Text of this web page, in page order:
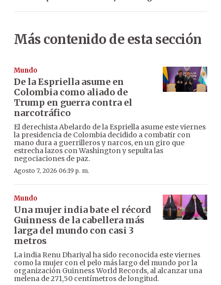
Más contenido de esta sección
Mundo
De la Espriella asume en
Colombia como aliado de
Trump en guerra contra el
narcotráfico
El derechista Abelardo de la Espriella asume este viernes
la presidencia de Colombia decidido a combatir con
mano dura a guerrilleros y narcos, en un giro que
estrecha lazos con Washington y sepulta las
negociaciones de paz.
Agosto 7, 2026 06:19 p. m.
Mundo
Una mujer india bate el récord
Guinness de la cabellera más
larga del mundo con casi 3
metros
La india Renu Dhariyal ha sido reconocida este viernes
como la mujer con el pelo más largo del mundo por la
organización Guinness World Records, al alcanzar una
melena de 271,50 centímetros de longitud.